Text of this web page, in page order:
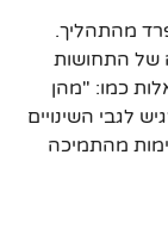
מהתהליך.
של התחושות
כמו: "מהן
לגבי השינויים
מהתמיכה